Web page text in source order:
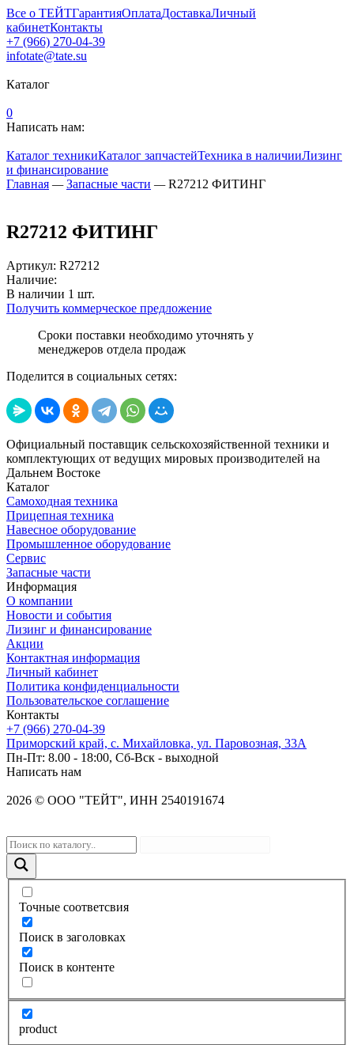
Все о ТЕЙТГарантияОплатаДоставкаЛичный
кабинетКонтакты
+7 (966) 270-04-39
infotate@tate.su
Каталог
0
Написать нам:
Каталог техникиКаталог запчастейТехника в наличииЛизинг
и финансирование
Главная — Запасные части — R27212 ФИТИНГ
R27212 ФИТИНГ
Артикул: R27212
Наличие:
В наличии 1 шт.
Получить коммерческое предложение
Сроки поставки необходимо уточнять у
менеджеров отдела продаж
Поделится в социальных сетях:
Официальный поставщик сельскохозяйственной техники и
комплектующих от ведущих мировых производителей на
Дальнем Востоке
Каталог
Самоходная техника
Прицепная техника
Навесное оборудование
Промышленное оборудование
Сервис
Запасные части
Информация
О компании
Новости и события
Лизинг и финансирование
Акции
Контактная информация
Личный кабинет
Политика конфиденциальности
Пользовательское соглашение
Контакты
+7 (966) 270-04-39
Приморский край, с. Михайловка, ул. Паровозная, 33А
Пн-Пт: 8.00 - 18:00, Сб-Вск - выходной
Написать нам
2026 © OOO "ТЕЙТ", ИНН 2540191674
Точные соответсвия
Поиск в заголовках
Поиск в контенте
product